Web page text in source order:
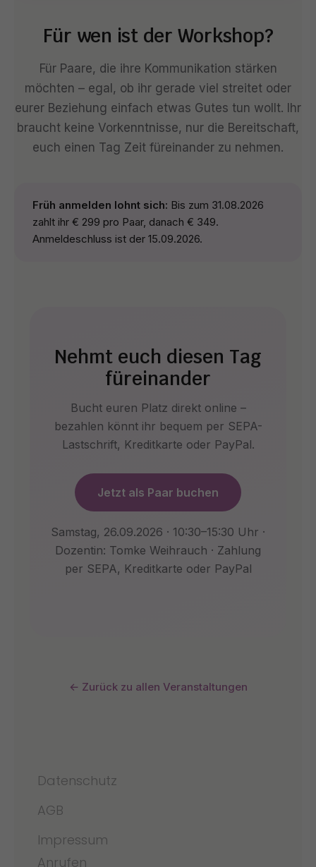
Für wen ist der Workshop?
Für Paare, die ihre Kommunikation stärken
möchten – egal, ob ihr gerade viel streitet oder
eurer Beziehung einfach etwas Gutes tun wollt. Ihr
braucht keine Vorkenntnisse, nur die Bereitschaft,
euch einen Tag Zeit füreinander zu nehmen.
Früh anmelden lohnt sich: Bis zum 31.08.2026
zahlt ihr € 299 pro Paar, danach € 349.
Anmeldeschluss ist der 15.09.2026.
Nehmt euch diesen Tag
füreinander
Bucht euren Platz direkt online –
bezahlen könnt ihr bequem per SEPA-
Lastschrift, Kreditkarte oder PayPal.
Jetzt als Paar buchen
Samstag, 26.09.2026 · 10:30–15:30 Uhr ·
Dozentin: Tomke Weihrauch · Zahlung
per SEPA, Kreditkarte oder PayPal
← Zurück zu allen Veranstaltungen
Datenschutz
AGB
Impressum
Anrufen